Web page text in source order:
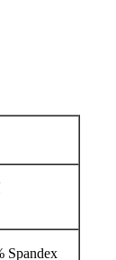
Spandex